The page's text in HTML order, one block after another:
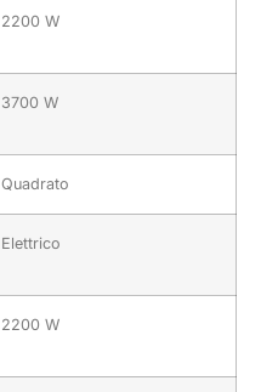
2200 W
3700 W
Quadrato
Elettrico
2200 W